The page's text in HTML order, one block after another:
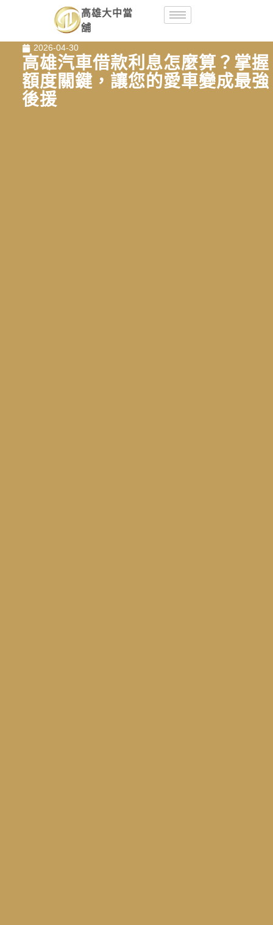
高雄大中當
舖
2026-04-30
高雄汽車借款利息怎麼算？掌握
額度關鍵，讓您的愛車變成最強
後援